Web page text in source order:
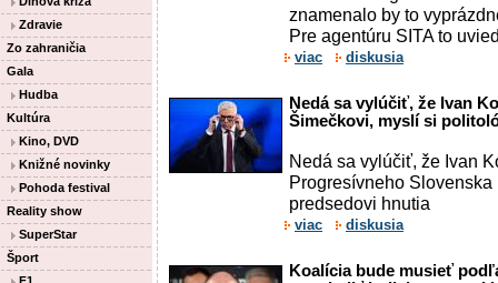
Zdravie
Zo zahraničia
Gala
Hudba
Kultúra
Kino, DVD
Knižné novinky
Pohoda festival
Reality show
SuperStar
Šport
znamenalo by to
Pre agentúru SITA to
viac diskusia
Nedá sa vylúčiť, že Ivan
Šimečkovi, myslí si
Nedá sa vylúčiť, že Ivan
Progresívneho
predsedovi hnutia
viac diskusia
Koalícia bude musieť